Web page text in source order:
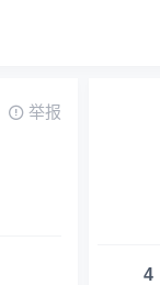
举报
4